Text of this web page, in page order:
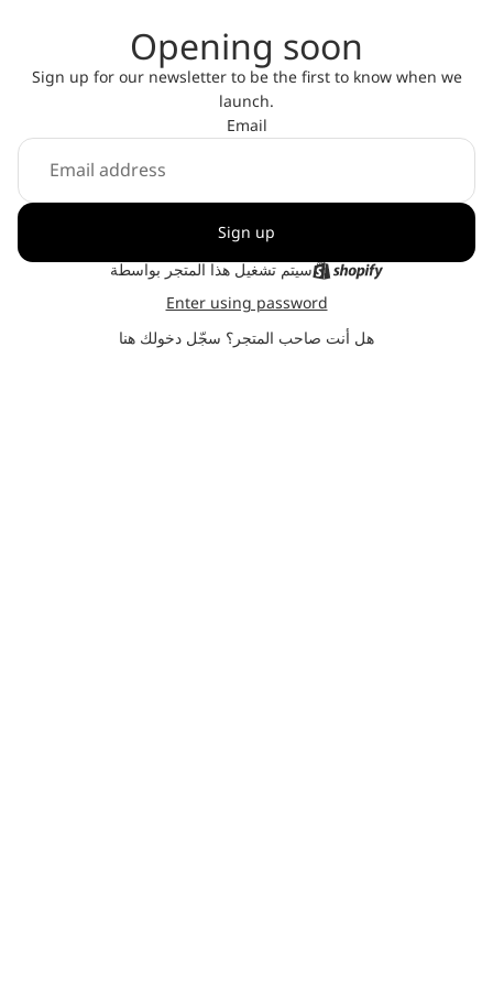
Opening soon
Sign up for our newsletter to be the first to know when we
launch.
Email
Sign up
سيتم تشغيل هذا المتجر بواسطة
Enter using password
هل أنت صاحب المتجر؟ سجّل دخولك هنا